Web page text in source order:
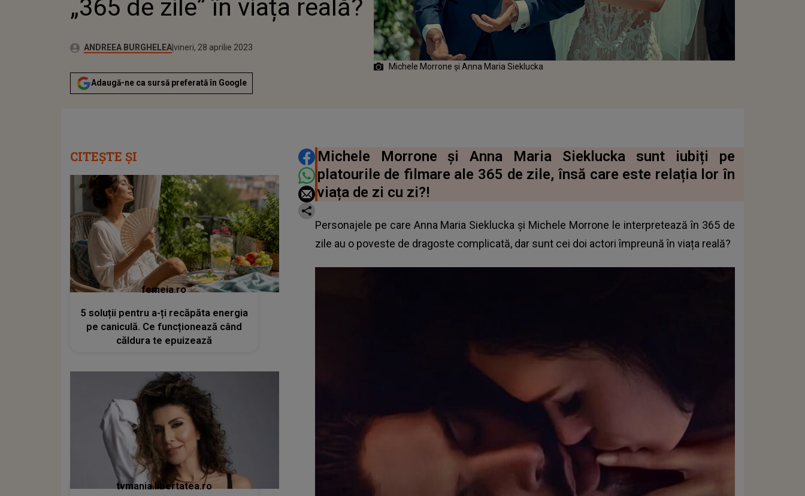
„365 de zile” în viața reală?
Autor:ANDREEA BURGHELEAPublicat:
marți, 3 mai 2022
Actualizat:
vineri, 28 aprilie 2023
Adaugă-ne ca sursă preferată în Google
Michele Morrone și Anna Maria Sieklucka
DISTRIBUIE ARTICOLUL
Michele Morrone și Anna Maria Sieklucka sunt iubiți pe
platourile de filmare ale 365 de zile, însă care este relația lor în
viața de zi cu zi?!
Personajele pe care Anna Maria Sieklucka și Michele Morrone le interpretează în 365 de
zile au o poveste de dragoste complicată, dar sunt cei doi actori împreună în viața reală?
CITEȘTE ȘI
femeia.ro
5 soluții pentru a-ți recăpăta energia
pe caniculă. Ce funcționează când
căldura te epuizează
tvmania.libertatea.ro